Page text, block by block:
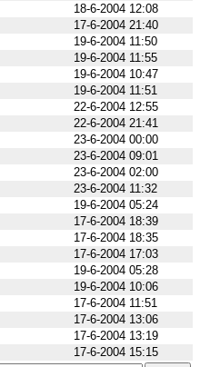
18-6-2004 12:08
17-6-2004 21:40
19-6-2004 11:50
19-6-2004 11:55
19-6-2004 10:47
19-6-2004 11:51
22-6-2004 12:55
22-6-2004 21:41
23-6-2004 00:00
23-6-2004 09:01
23-6-2004 02:00
23-6-2004 11:32
19-6-2004 05:24
17-6-2004 18:39
17-6-2004 18:35
17-6-2004 17:03
19-6-2004 05:28
19-6-2004 10:06
17-6-2004 11:51
17-6-2004 13:06
17-6-2004 13:19
17-6-2004 15:15